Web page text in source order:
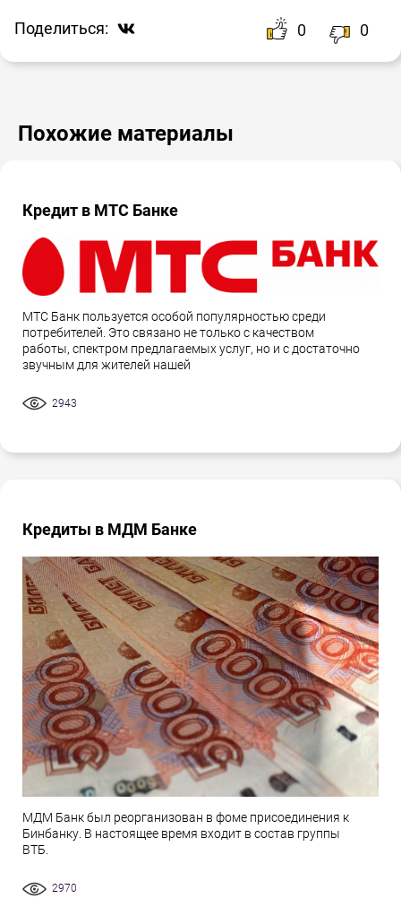
Поделиться: 0 0
Похожие материалы
Кредит в МТС Банке
МТС Банк пользуется особой популярностью среди
потребителей. Это связано не только с качеством
работы, спектром предлагаемых услуг, но и с достаточно
звучным для жителей нашей
2943
Кредиты в МДМ Банке
МДМ Банк был реорганизован в фоме присоединения к
Бинбанку. В настоящее время входит в состав группы
ВТБ.
2970